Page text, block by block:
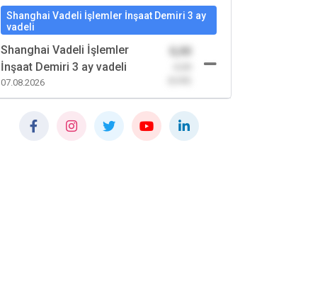
Shanghai Vadeli İşlemler İnşaat Demiri 3 ay
vadeli
Shanghai Vadeli İşlemler
İnşaat Demiri 3 ay vadeli
07.08.2026